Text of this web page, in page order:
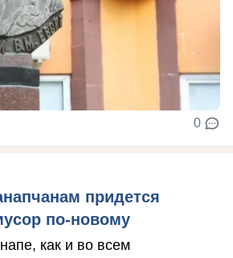
0
придется
по-новому
как и во всем